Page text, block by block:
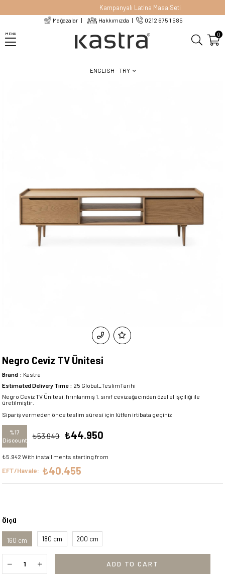
MENU
Kampanyalı Latina Masa Seti
Mağazalar Hakkımızda 0212 675 1 585
ENGLISH - TRY
0
Negro Ceviz TV Ünitesi
Brand : Kastra
Estimated Delivery Time : 25 Global_TeslimTarihi
Negro Ceviz TV Ünitesi, fırınlanmış 1. sınıf ceviz ağacından özel el işçiliği ile
üretilmiştir.
Sipariş vermeden önce teslim süresi için lütfen irtibata geçiniz
%17
Discount
₺53.940 ₺44.950
₺5.942 With install ments starting from
EFT/Havale: ₺40.455
Ölçü
160 cm 180 cm 200 cm